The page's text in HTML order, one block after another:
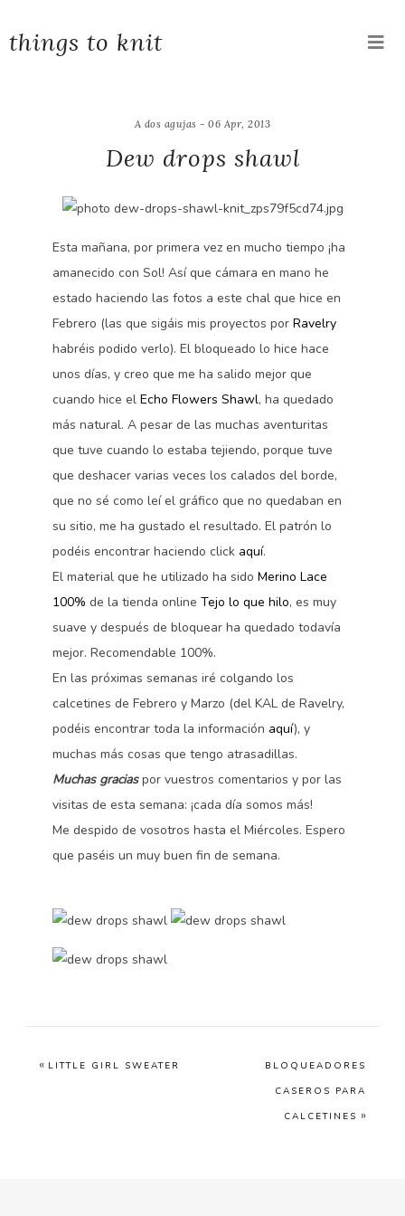
things to knit
A dos agujas - 06 Apr, 2013
Dew drops shawl
Esta mañana, por primera vez en mucho tiempo ¡ha
amanecido con Sol! Así que cámara en mano he
estado haciendo las fotos a este chal que hice en
Febrero (las que sigáis mis proyectos por Ravelry
habréis podido verlo). El bloqueado lo hice hace
unos días, y creo que me ha salido mejor que
cuando hice el Echo Flowers Shawl, ha quedado
más natural. A pesar de las muchas aventuritas
que tuve cuando lo estaba tejiendo, porque tuve
que deshacer varias veces los calados del borde,
que no sé como leí el gráfico que no quedaban en
su sitio, me ha gustado el resultado. El patrón lo
podéis encontrar haciendo click aquí.
El material que he utilizado ha sido Merino Lace
100% de la tienda online Tejo lo que hilo, es muy
suave y después de bloquear ha quedado todavía
mejor. Recomendable 100%.
En las próximas semanas iré colgando los
calcetines de Febrero y Marzo (del KAL de Ravelry,
podéis encontrar toda la información aquí), y
muchas más cosas que tengo atrasadillas.
Muchas graciaspor vuestros comentarios y por las
visitas de esta semana: ¡cada día somos más!
Me despido de vosotros hasta el Miércoles. Espero
que paséis un muy buen fin de semana.
« LITTLE GIRL SWEATER
BLOQUEADORES
CASEROS PARA
CALCETINES »